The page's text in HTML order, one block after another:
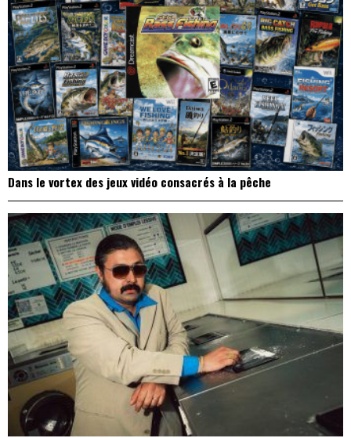
Dans le vortex des jeux vidéo consacrés à la pêche